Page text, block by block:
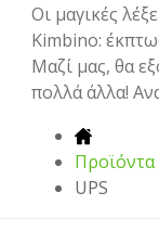
Οι μαγικές
Kimbino:
Μαζί μας, θα
πολλά άλλα!
Προϊόντα
UPS